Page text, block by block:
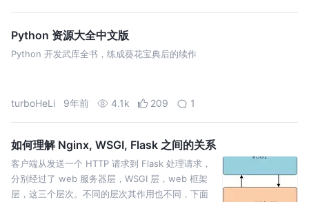
Python 资源大全中文版
Python 开发武库全书，练成葵花宝典后的续作
turboHeLi 9年前 4.1k 209 1
如何理解 Nginx, WSGI, Flask 之间的关系
客户端从发送一个 HTTP 请求到 Flask 处理请求，
分别经过了 web 服务器层，WSGI 层，web 框架
层，这三个层次。不同的层次其作用也不同，下面